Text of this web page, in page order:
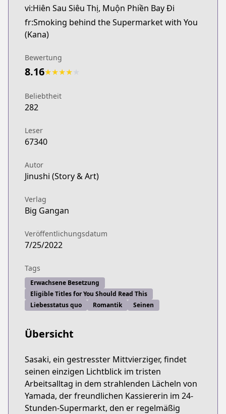
vi:Hiên Sau Siêu Thị, Muộn Phiền Bay Đi
fr:Smoking behind the Supermarket with You
(Kana)
Bewertung
8.16★★★★
Beliebtheit
282
Leser
67340
Autor
Jinushi (Story & Art)
Verlag
Big Gangan
Veröffentlichungsdatum
7/25/2022
Tags
Erwachsene Besetzung
Eligible Titles for You Should Read This
Liebesstatus quo
Romantik Seinen
Übersicht
Sasaki, ein gestresster Mittvierziger, findet
seinen einzigen Lichtblick im tristen
Arbeitsalltag in dem strahlenden Lächeln von
Yamada, der freundlichen Kassiererin im 24-
Stunden-Supermarkt, den er regelmäßig